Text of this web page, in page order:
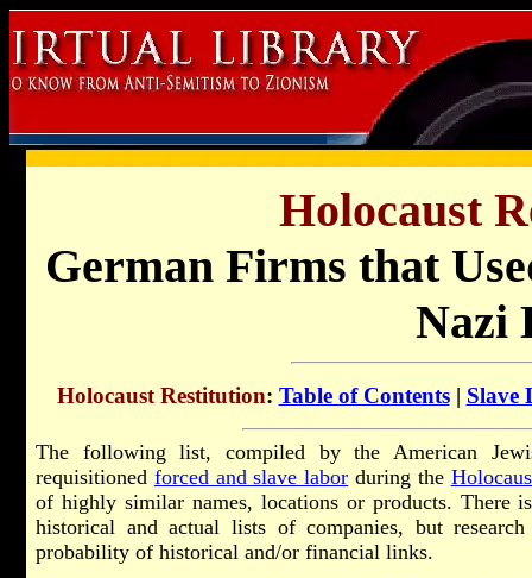
Holocaust
German Firms that
Nazi
Holocaust Restitution: Table of Contents| Slave
The following list, compiled by the American
requisitioned forced and slave labor during the
of highly similar names, locations or products. There
historical and actual lists of companies, but
probability of historical and/or financial links.